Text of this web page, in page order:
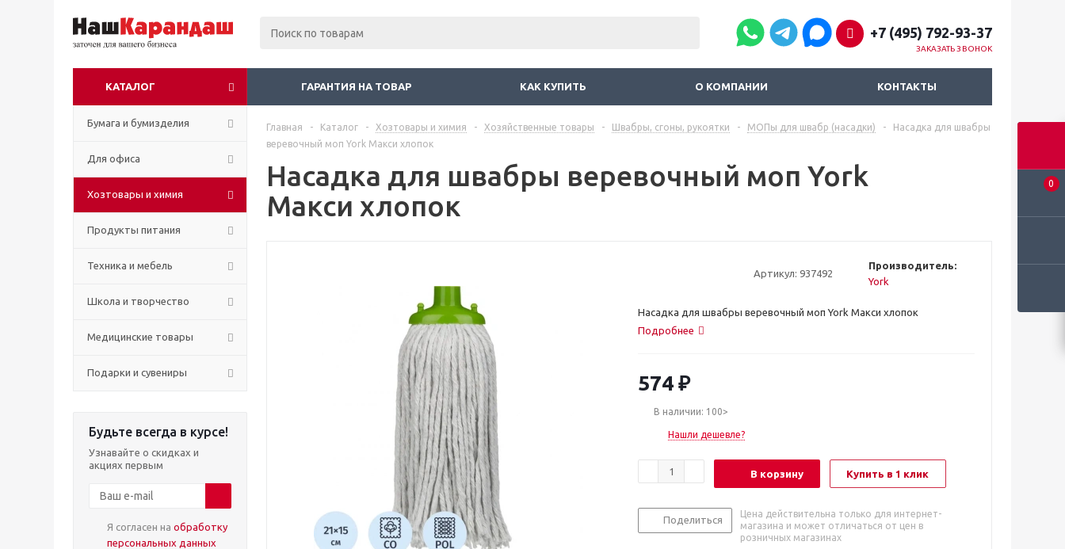
0
+7 (495) 792-93-37
ЗАКАЗАТЬ ЗВОНОК
КАТАЛОГ ГАРАНТИЯ НА ТОВАР КАК КУПИТЬ О КОМПАНИИ КОНТАКТЫ
Бумага и бумизделия
Для офиса
Хозтовары и химия
Продукты питания
Техника и мебель
Школа и творчество
Медицинские товары
Подарки и сувениры
Будьте всегда в курсе!
Узнавайте о скидках и
акциях первым
Я согласен на обработку
персональных данных
Главная - Каталог - Хозтовары и химия - Хозяйственные товары - Швабры, сгоны, рукоятки - МОПы для швабр (насадки) -
Насадка для швабры
веревочный моп York Макси хлопок
Насадка для швабры веревочный моп York
Макси хлопок
Артикул: 937492
Производитель:
York
Насадка для швабры веревочный моп York Макси хлопок
Подробнее
574 ₽
В наличии: 100>
Нашли дешевле?
В корзину Купить в 1 клик
Поделиться
Цена действительна только для интернет-
магазина и может отличаться от цен в
розничных магазинах